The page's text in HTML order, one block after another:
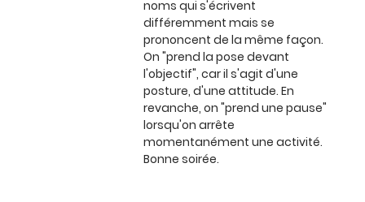
noms qui s'écrivent
différemment mais se
prononcent de la même façon.
On "prend la pose devant
l'objectif", car il s'agit d'une
posture, d'une attitude. En
revanche, on "prend une pause"
lorsqu'on arrête
momentanément une activité.
Bonne soirée.